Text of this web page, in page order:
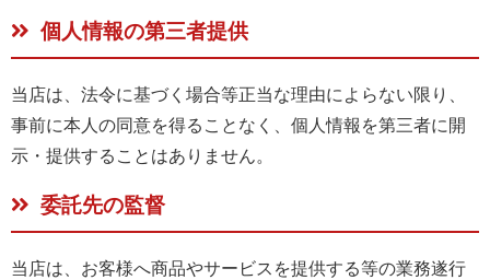
個人情報の第三者提供
当店は、法令に基づく場合等正当な理由によらない限り、
事前に本人の同意を得ることなく、個人情報を第三者に開
示・提供することはありません。
委託先の監督
当店は、お客様へ商品やサービスを提供する等の業務遂行